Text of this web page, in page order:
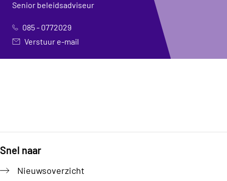
Senior beleidsadviseur
085 - 0772029
Verstuur e-mail
Snel naar
Nieuwsoverzicht